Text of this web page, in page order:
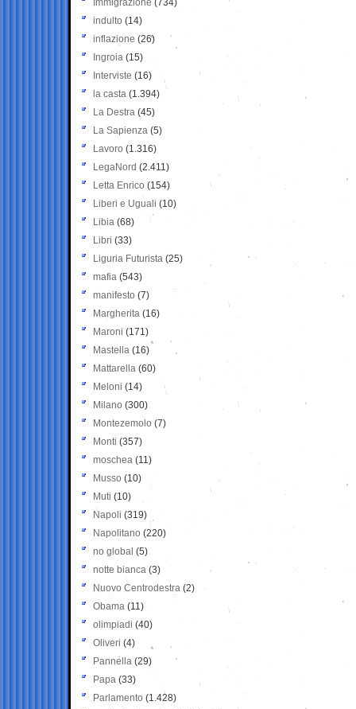
Immigrazione (734)
indulto (14)
inflazione (26)
Ingroia (15)
Interviste (16)
la casta (1.394)
La Destra (45)
La Sapienza (5)
Lavoro (1.316)
LegaNord (2.411)
Letta Enrico (154)
Liberi e Uguali (10)
Libia (68)
Libri (33)
Liguria Futurista (25)
mafia (543)
manifesto (7)
Margherita (16)
Maroni (171)
Mastella (16)
Mattarella (60)
Meloni (14)
Milano (300)
Montezemolo (7)
Monti (357)
moschea (11)
Musso (10)
Muti (10)
Napoli (319)
Napolitano (220)
no global (5)
notte bianca (3)
Nuovo Centrodestra (2)
Obama (11)
olimpiadi (40)
Oliveri (4)
Pannella (29)
Papa (33)
Parlamento (1.428)